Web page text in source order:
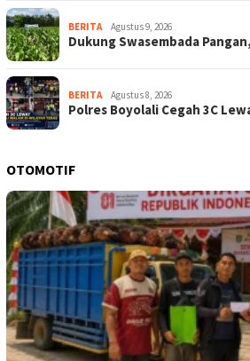
BERITA Agustus 9, 2026
Dukung Swasembada
BERITA Agustus 8, 2026
Polres Boyolali Cegah 3C
OTOMOTIF